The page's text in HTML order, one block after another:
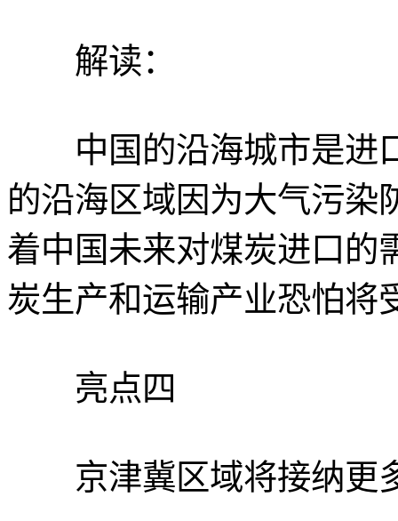
解读：
中国的沿海城市是进
的沿海区域因为大气污染
着中国未来对煤炭进口的
炭生产和运输产业恐怕将
亮点四
京津冀区域将接纳更